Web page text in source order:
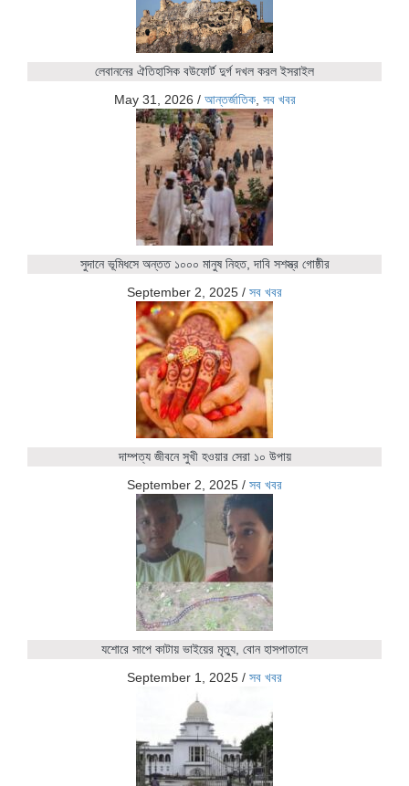
লেবাননের ঐতিহাসিক বউফোর্ট দুর্গ দখল করল ইসরাইল
May 31, 2026 / আন্তর্জাতিক, সব খবর
সুদানে ভূমিধসে অন্তত ১০০০ মানুষ নিহত, দাবি সশস্ত্র গোষ্ঠীর
September 2, 2025 / সব খবর
দাম্পত্য জীবনে সুখী হওয়ার সেরা ১০ উপায়
September 2, 2025 / সব খবর
যশোরে সাপে কাটায় ভাইয়ের মৃত্যু, বোন হাসপাতালে
September 1, 2025 / সব খবর